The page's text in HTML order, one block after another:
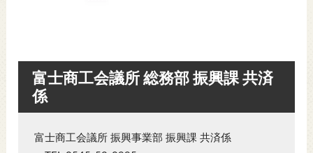
富士商工会議所 総務部 振興課 共済
係
富士商工会議所 振興事業部 振興課 共済係